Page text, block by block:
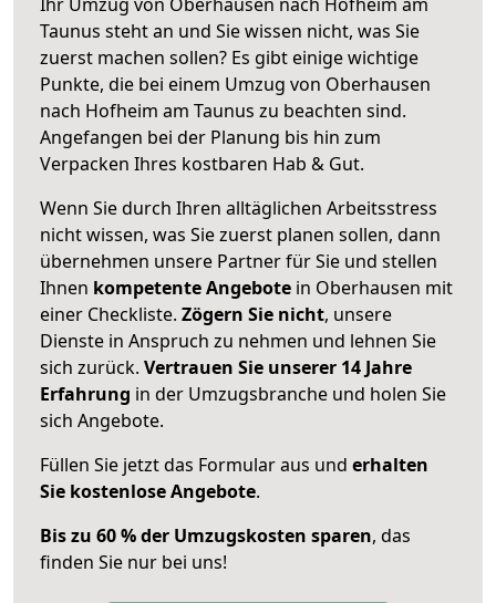
Taunus steht an und Sie wissen nicht, was Sie
zuerst machen sollen? Es gibt einige wichtige
Punkte, die bei einem Umzug von Oberhausen
nach Hofheim am Taunus zu beachten sind.
Angefangen bei der Planung bis hin zum
Verpacken Ihres kostbaren Hab & Gut.
Wenn Sie durch Ihren alltäglichen Arbeitsstress
nicht wissen, was Sie zuerst planen sollen, dann
übernehmen unsere Partner für Sie und stellen
Ihnen kompetente Angebote in Oberhausen mit
einer Checkliste. Zögern Sie nicht, unsere
Dienste in Anspruch zu nehmen und lehnen Sie
sich zurück. Vertrauen Sie unserer 14 Jahre
Erfahrung in der Umzugsbranche und holen Sie
sich Angebote.
Füllen Sie jetzt das Formular aus und erhalten
Sie kostenlose Angebote.
Bis zu 60 % der Umzugskosten sparen, das
finden Sie nur bei uns!